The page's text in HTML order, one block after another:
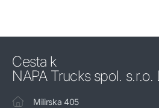
Cesta k
NAPA Trucks spol.
Milirska 405